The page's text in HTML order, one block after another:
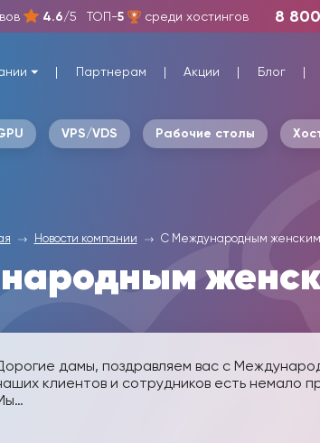
4.6/5 ТОП-5 среди хостингов 8
Партнерам Акции Блог
VPS/VDS Рабочие столы
Новости компании C Международным
дамы, поздравляем вас с
клиентов и сотрудников есть немало